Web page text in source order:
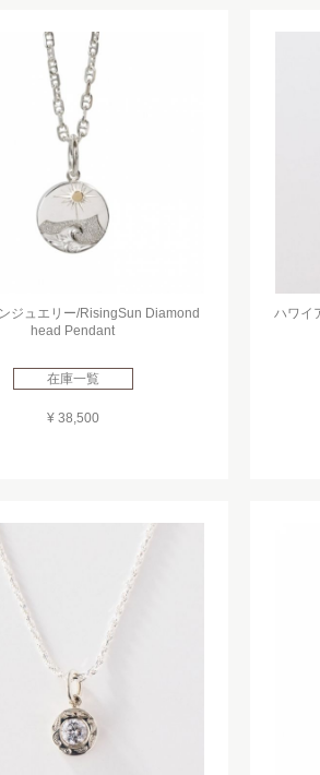
ジュエリー/RisingSun Diamond
head Pendant
在庫一覧
¥ 38,500
ハワイ